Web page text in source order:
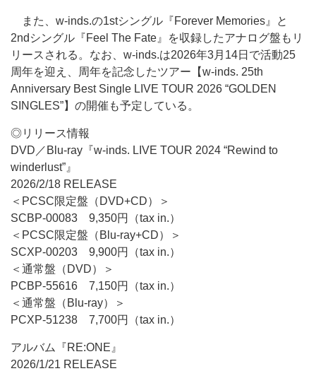
また、w-inds.の1stシングル『Forever Memories』と
2ndシングル『Feel The Fate』を収録したアナログ盤もリ
リースされる。なお、w-inds.は2026年3月14日で活動25
周年を迎え、周年を記念したツアー【w-inds. 25th
Anniversary Best Single LIVE TOUR 2026 “GOLDEN
SINGLES”】の開催も予定している。
◎リリース情報
DVD／Blu-ray『w-inds. LIVE TOUR 2024 “Rewind to
winderlust”』
2026/2/18 RELEASE
＜PCSC限定盤（DVD+CD）＞
SCBP-00083 9,350円（tax in.）
＜PCSC限定盤（Blu-ray+CD）＞
SCXP-00203 9,900円（tax in.）
＜通常盤（DVD）＞
PCBP-55616 7,150円（tax in.）
＜通常盤（Blu-ray）＞
PCXP-51238 7,700円（tax in.）
アルバム『RE:ONE』
2026/1/21 RELEASE